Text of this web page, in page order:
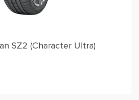
SZ2 (Character Ultra)